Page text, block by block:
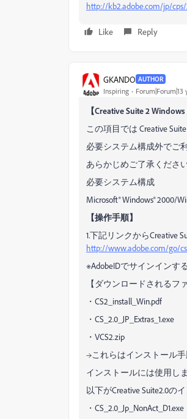
http://kb2.adobe.com/jp/
Like Reply
GKANDO AUTHOR
Inspiring Forum|Forum|13
【Creative Suite 2
この項目では Creative
必要システム構成外でご
あらかじめご了承ください
必要システム構成
Microsoft® Windows® 2000/
【操作手順】
1.下記リンクからCreative
http://www.adobe.com/go/
※AdobeIDでサインインす
【ダウンロードされるフ
・CS2_install_Win.pdf
・CS_2.0_JP_Extras_1.exe
・VCS2.zip
→これらはインストール
インストールには使用しま
以下がCreative Suite2.0の
・CS_2.0_Jp_NonAct_D1.exe